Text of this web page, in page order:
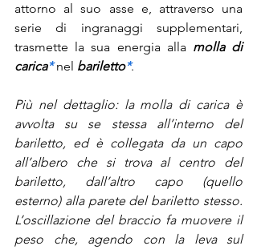
attorno al suo asse e, attraverso una
serie di ingranaggi supplementari,
trasmette la sua energia alla molla di
carica* nel bariletto*.
Più nel dettaglio: la molla di carica è
avvolta su se stessa all’interno del
bariletto, ed è collegata da un capo
all’albero che si trova al centro del
bariletto, dall’altro capo (quello
esterno) alla parete del bariletto stesso.
L’oscillazione del braccio fa muovere il
peso che, agendo con la leva sul